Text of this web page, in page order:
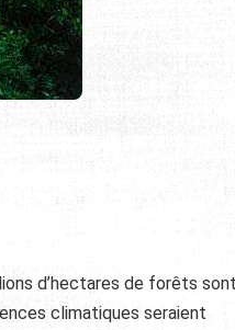
d’hectares de forêts
climatiques seraient